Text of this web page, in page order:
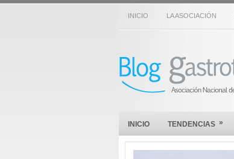
INICIO LA ASOCIACIÓN
INICIO TENDENCIAS »